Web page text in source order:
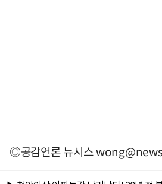
◎공감언론 뉴시스